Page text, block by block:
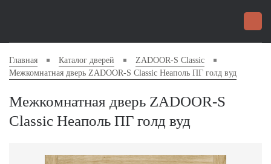
Главная Каталог дверей
ZADOOR-S Classic
Межкомнатная дверь ZADOOR-S Classic Неаполь ПГ голд вуд
Межкомнатная дверь ZADOOR-S
Classic Неаполь ПГ голд вуд